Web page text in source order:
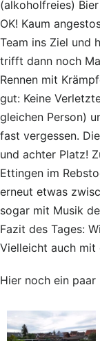
(alkoholfreies)
OK! Kaum
Team ins Ziel und
trifft dann noch
Rennen mit
gut: Keine
gleichen Person)
fast vergessen.
und achter Platz!
Ettingen im
erneut etwas
sogar mit Musik
Fazit des Tages:
Vielleicht auch mit
Hier noch ein paar